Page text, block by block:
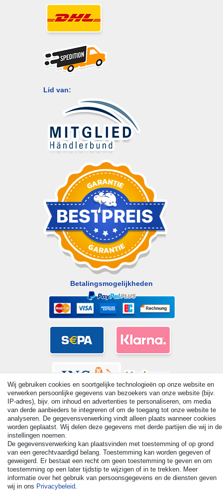
Lid van:
Betalingsmogelijkheden
© Copyright 2026 | Alle rechten voorbehouden. - All rights
reserved. Prices incl. VAT. 19% VAT Basic prices see article detail
| * Applies to deliveries to the UK!
Wij gebruiken cookies en soortgelijke technologieën op onze website en
verwerken persoonlijke gegevens van bezoekers van onze website (bijv.
IP-adres), bijv. om inhoud en advertenties te personaliseren, om media
van derde aanbieders te integreren of om de toegang tot onze website te
analyseren. De gegevensverwerking vindt alleen plaats wanneer cookies
worden geplaatst. Wij delen deze gegevens met derde partijen die wij in de
instellingen noemen.
De gegevensverwerking kan plaatsvinden met toestemming of op grond
van een gerechtvaardigd belang. Toestemming kan worden gegeven of
geweigerd. Er bestaat een recht om geen toestemming te geven en om
toestemming op een later tijdstip te wijzigen of in te trekken. Meer
informatie over het gebruik van persoonsgegevens en de diensten geven
wij in ons Privacybeleid.
Herroepingsrecht uitoefenen Contact